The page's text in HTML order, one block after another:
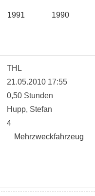
1991 1990
THL
21.05.2010 17:55
0,50 Stunden
Hupp, Stefan
4
Mehrzweckfahrzeug